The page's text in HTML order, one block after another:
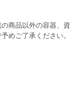
商品以外の容器、資
めご了承ください。